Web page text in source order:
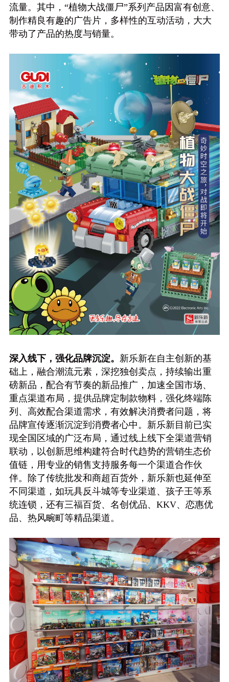
流量。其中，“植物大战僵尸”系列产品因富有创意、
制作精良有趣的广告片，多样性的互动活动，大大
带动了产品的热度与销量。
深入线下，强化品牌沉淀。 新乐新在自主创新的基
础上，融合潮流元素，深挖独创卖点，持续输出重
磅新品，配合有节奏的新品推广，加速全国市场、
重点渠道布局，提供品牌定制款物料，强化终端陈
列、高效配合渠道需求，有效解决消费者问题，将
品牌宣传逐渐沉淀到消费者心中。新乐新目前已实
现全国区域的广泛布局，通过线上线下全渠道营销
联动，以创新思维构建符合时代趋势的营销生态价
值链，用专业的销售支持服务每一个渠道合作伙
伴。除了传统批发和商超百货外，新乐新也延伸至
不同渠道，如玩具反斗城等专业渠道、孩子王等系
统连锁，还有三福百货、名创优品、KKV、恋惠优
品、热风畹町等精品渠道。